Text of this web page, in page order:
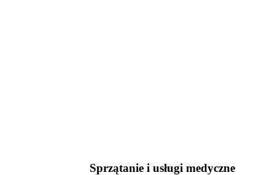
Sprzątanie i usługi medyczne